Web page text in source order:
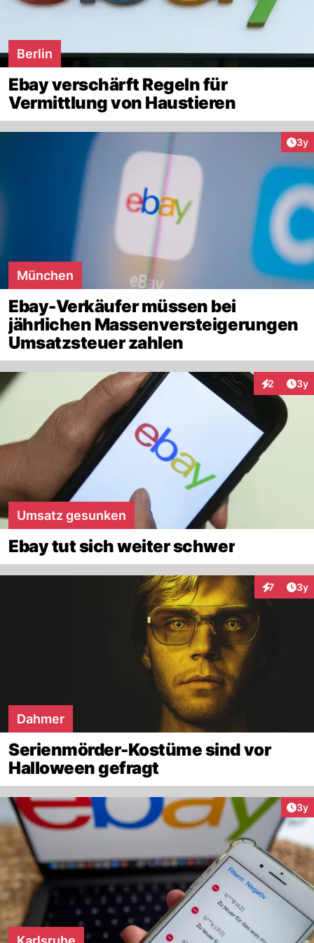
Berlin
Ebay verschärft Regeln für
Vermittlung von Haustieren
3y
München
Ebay-Verkäufer müssen bei
jährlichen Massenversteigerungen
Umsatzsteuer zahlen
2 3y
Umsatz gesunken
Ebay tut sich weiter schwer
7 3y
Dahmer
Serienmörder-Kostüme sind vor
Halloween gefragt
3y